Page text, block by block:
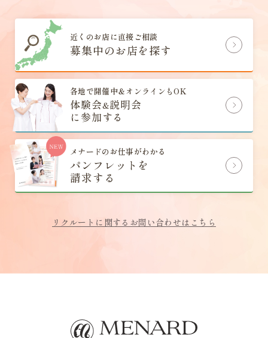
近くのお店に直接ご相談
募集中のお店を探す
各地で開催中＆オンラインもOK
体験会&説明会
に参加する
メナードのお仕事がわかる
パンフレットを
請求する
リクルートに関するお問い合わせはこちら